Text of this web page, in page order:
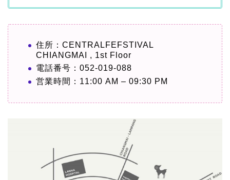
住所：CENTRALFEFSTIVAL
CHIANGMAI , 1st Floor
電話番号：052-019-088
営業時間：11:00 AM – 09:30 PM